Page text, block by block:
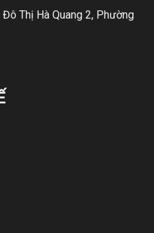
Thị Hà Quang 2, Phường